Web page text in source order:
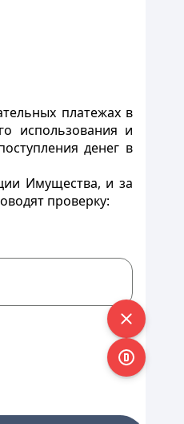
платежах в
использования и
денег в
Имущества, и за
проверку: